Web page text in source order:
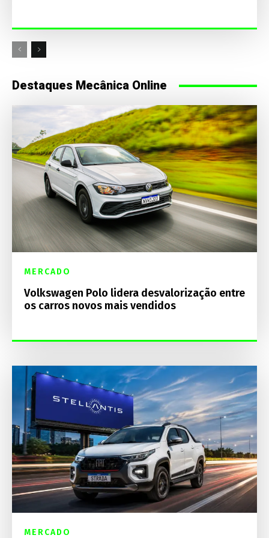
Destaques Mecânica Online
MERCADO
Volkswagen Polo lidera desvalorização entre
os carros novos mais vendidos
MERCADO